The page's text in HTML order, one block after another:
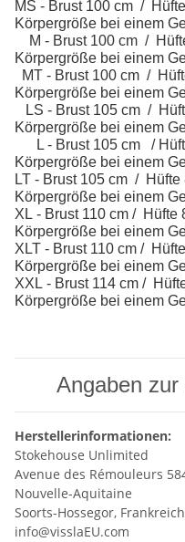
MS - Brust 100 cm /
Körpergröße bei einem
M - Brust 100 cm /
Körpergröße bei einem
MT - Brust 100 cm /
Körpergröße bei einem
LS - Brust 105 cm /
Körpergröße bei einem
L - Brust 105 cm /
Körpergröße bei einem
LT - Brust 105 cm /
Körpergröße bei einem
XL - Brust 110 cm / Hüfte
Körpergröße bei einem
XLT - Brust 110 cm /
Körpergröße bei einem
XXL - Brust 114 cm /
Körpergröße bei einem
Angaben
Herstellerinformationen:
Stokehouse Unlimited
Avenue des Rémouleurs
Nouvelle-Aquitaine
Soorts-Hossegor,
info@visslaEU.com